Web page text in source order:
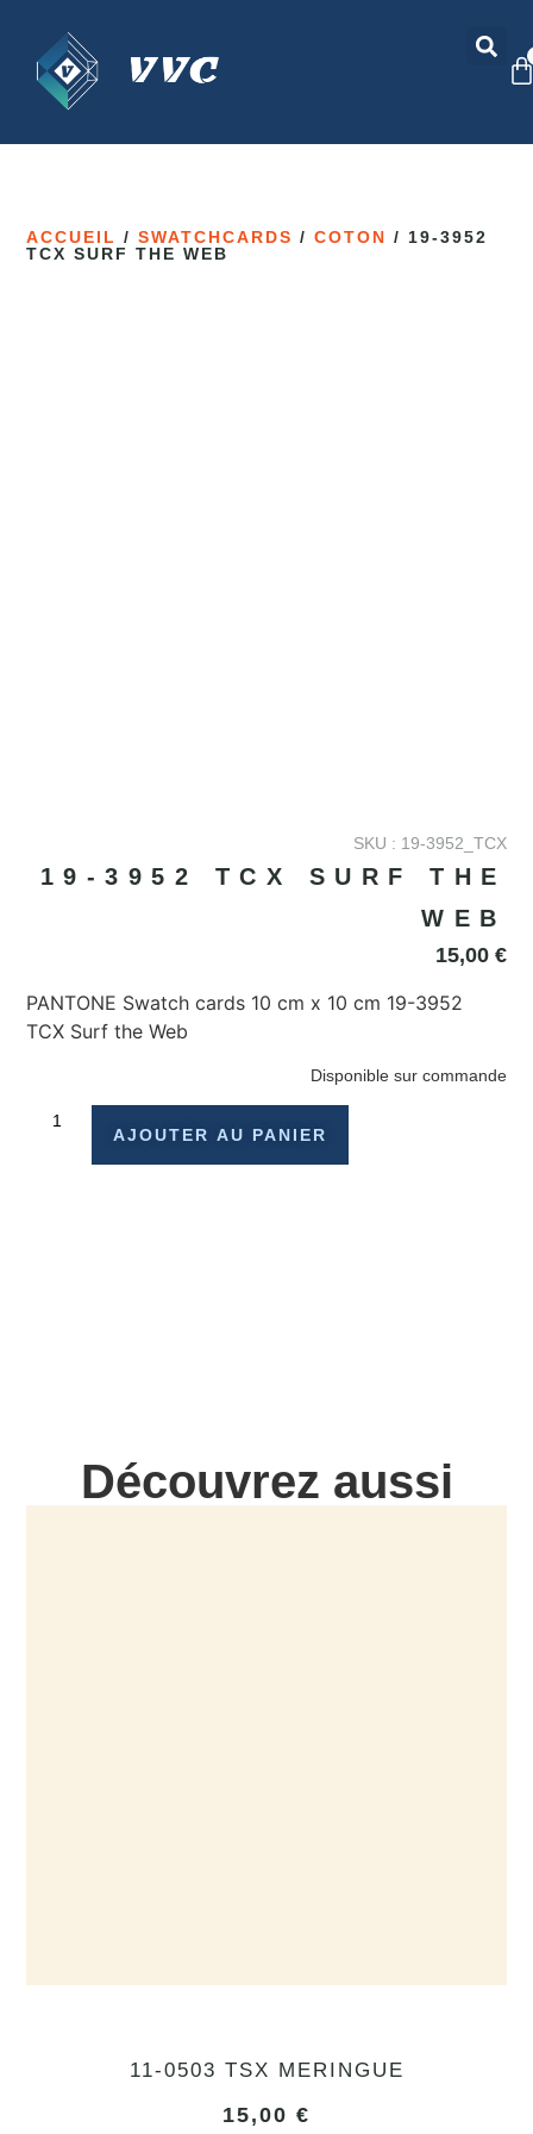
ACCUEIL /SWATCHCARDS /COTON / 19-3952
TCX SURF THE WEB
SKU : 19-3952_TCX
19-3952 TCX SURF THE
WEB
15,00 €
PANTONE Swatch cards 10 cm x 10 cm 19-3952
TCX Surf the Web
Disponible sur commande
AJOUTER AU PANIER
Découvrez aussi
11-0503 TSX MERINGUE
15,00 €